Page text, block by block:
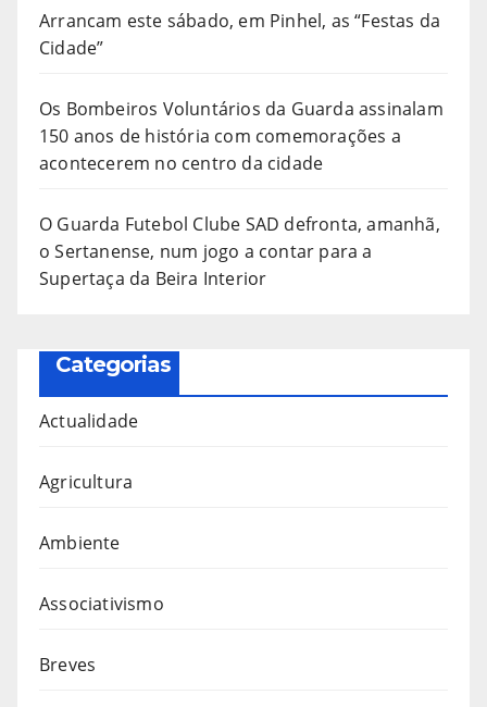
Arrancam este sábado, em Pinhel, as “Festas da
Cidade”
Os Bombeiros Voluntários da Guarda assinalam
150 anos de história com comemorações a
acontecerem no centro da cidade
O Guarda Futebol Clube SAD defronta, amanhã,
o Sertanense, num jogo a contar para a
Supertaça da Beira Interior
Categorias
Actualidade
Agricultura
Ambiente
Associativismo
Breves